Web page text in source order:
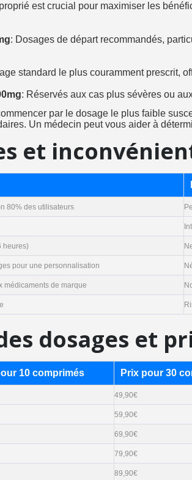
est crucial pour maximiser les
: Dosages de départ recommandés,
standard le plus couramment prescrit,
: Réservés aux cas plus sévères ou
par le dosage le plus faible
Un médecin peut vous aider à
et
80% des utilisateurs
heures)
pour une personnalisation
médicaments de marque
dosages et
10 comprimés Prix pour 30
49,90€
59,90€
69,90€
79,90€
89,90€